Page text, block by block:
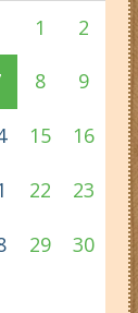
1 2
8 9
15 16
22 23
29 30